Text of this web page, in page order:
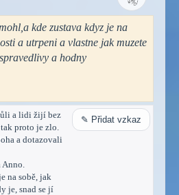
kde zustava kdyz je na
a utrpeni a vlastne jak muzete
a hodny
a lidi žijí bez
proto je zlo.
a dotazovali
na sobě, jak
je, snad se jí
✎ Přidat vzkaz